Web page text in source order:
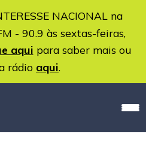
NACIONAL na
- 90.9 às sextas-feiras,
aqui para saber mais ou
rádio aqui.